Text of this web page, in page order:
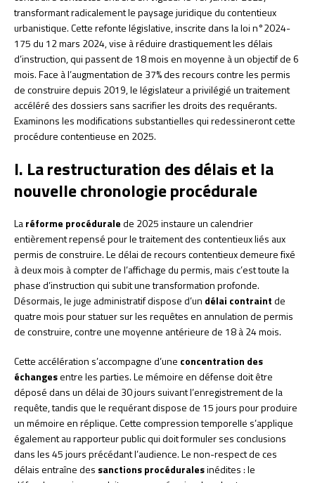
transformant radicalement le paysage juridique du contentieux
urbanistique. Cette refonte législative, inscrite dans la loi n°2024-
175 du 12 mars 2024, vise à réduire drastiquement les délais
d’instruction, qui passent de 18 mois en moyenne à un objectif de 6
mois. Face à l’augmentation de 37% des recours contre les permis
de construire depuis 2019, le législateur a privilégié un traitement
accéléré des dossiers sans sacrifier les droits des requérants.
Examinons les modifications substantielles qui redessineront cette
procédure contentieuse en 2025.
I. La restructuration des délais et la
nouvelle chronologie procédurale
Laréforme procéduralede 2025 instaure un calendrier
entièrement repensé pour le traitement des contentieux liés aux
permis de construire. Le délai de recours contentieux demeure fixé
à deux mois à compter de l’affichage du permis, mais c’est toute la
phase d’instruction qui subit une transformation profonde.
Désormais, le juge administratif dispose d’un délai contraintde
quatre mois pour statuer sur les requêtes en annulation de permis
de construire, contre une moyenne antérieure de 18 à 24 mois.
Cette accélération s’accompagne d’une concentration des
échangesentre les parties. Le mémoire en défense doit être
déposé dans un délai de 30 jours suivant l’enregistrement de la
requête, tandis que le requérant dispose de 15 jours pour produire
un mémoire en réplique. Cette compression temporelle s’applique
également au rapporteur public qui doit formuler ses conclusions
dans les 45 jours précédant l’audience. Le non-respect de ces
délais entraîne des sanctions procéduralesinédites : le